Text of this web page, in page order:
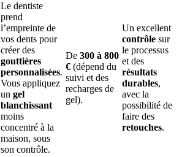
Le dentiste
prend
l’empreinte de
vos dents pour
créer des
gouttières
personnalisées.
Vous appliquez
un gel
blanchissant
moins
concentré à la
maison, sous
son contrôle.
De 300 à 800
€ (dépend du
suivi et des
recharges de
gel).
Un excellent
contrôle sur
le processus
et des
résultats
durables,
avec la
possibilité de
faire des
retouches.